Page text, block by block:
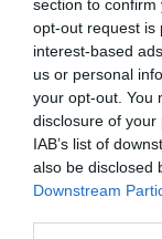
section to
opt-out request is
interest-based
us or personal
your opt-out. You
disclosure of
IAB’s list of
also be disclosed
Downstream
Per al càrrec de
presentat una
Maria Pozuelo
Romano de
col·lectiu faller